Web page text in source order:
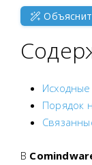
Порядок
В